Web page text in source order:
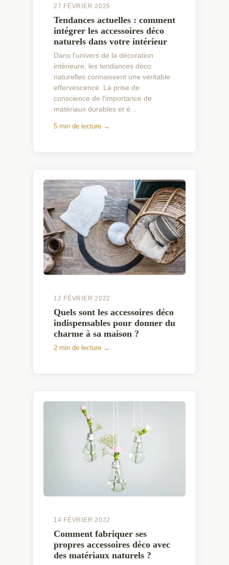
27 FÉVRIER 2025
Tendances actuelles : comment
intégrer les accessoires déco
naturels dans votre intérieur
Dans l'univers de la décoration
intérieure, les tendances déco
naturelles connaissent une véritable
effervescence. La prise de
conscience de l'importance de
matériaux durables et é...
5 min de lecture →
12 FÉVRIER 2022
Quels sont les accessoires déco
indispensables pour donner du
charme à sa maison ?
2 min de lecture →
14 FÉVRIER 2022
Comment fabriquer ses
propres accessoires déco avec
des matériaux naturels ?